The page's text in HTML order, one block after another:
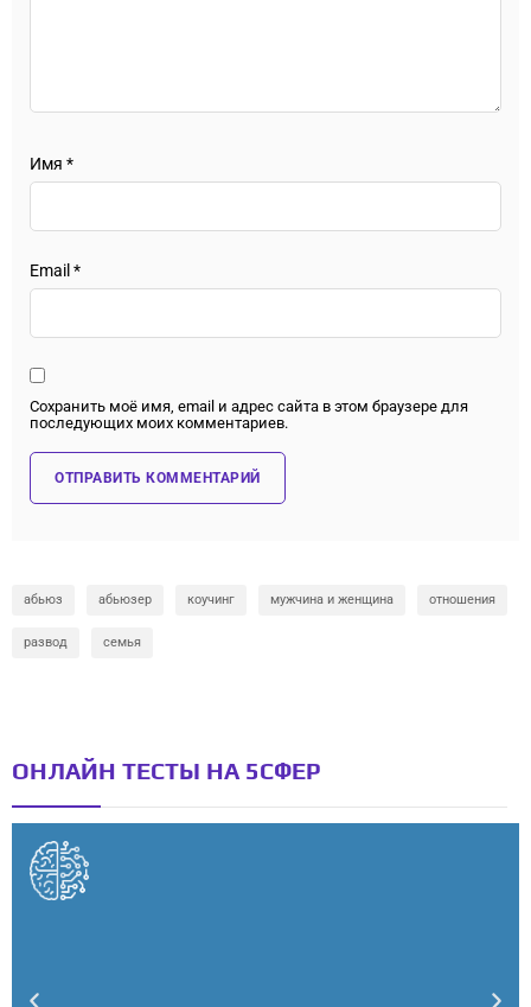
Имя *
Email*
Сохранить моё имя, email и адрес сайта в этом браузере для
последующих моих комментариев.
абьюз абьюзер коучинг мужчина и женщина отношения
развод семья
ОНЛАЙН ТЕСТЫ НА 5СФЕР